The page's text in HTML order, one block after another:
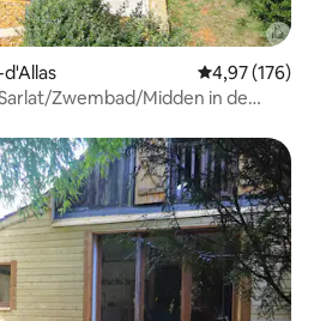
Gemiddelde
4,97 (176)
Zwembad/Midden in de